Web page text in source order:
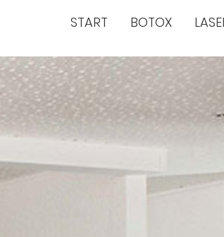
START BOTOX